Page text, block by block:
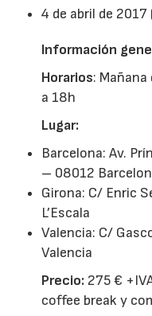
4 de abril de 2017
Información
Horarios:
a 18h
Lugar:
Barcelona: Av.
– 08012
Girona: C/ Enric
L’Escala
Valencia: C/
Valencia
Precio: 275 €
coffee break y